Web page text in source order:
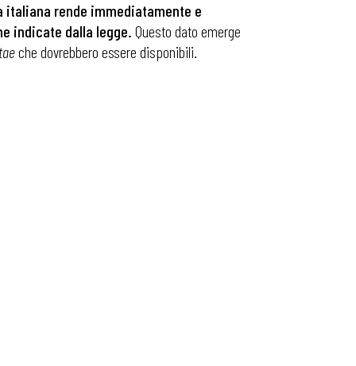
italiana rende immediatamente e
indicate dalla legge. Questo dato emerge
che dovrebbero essere disponibili.